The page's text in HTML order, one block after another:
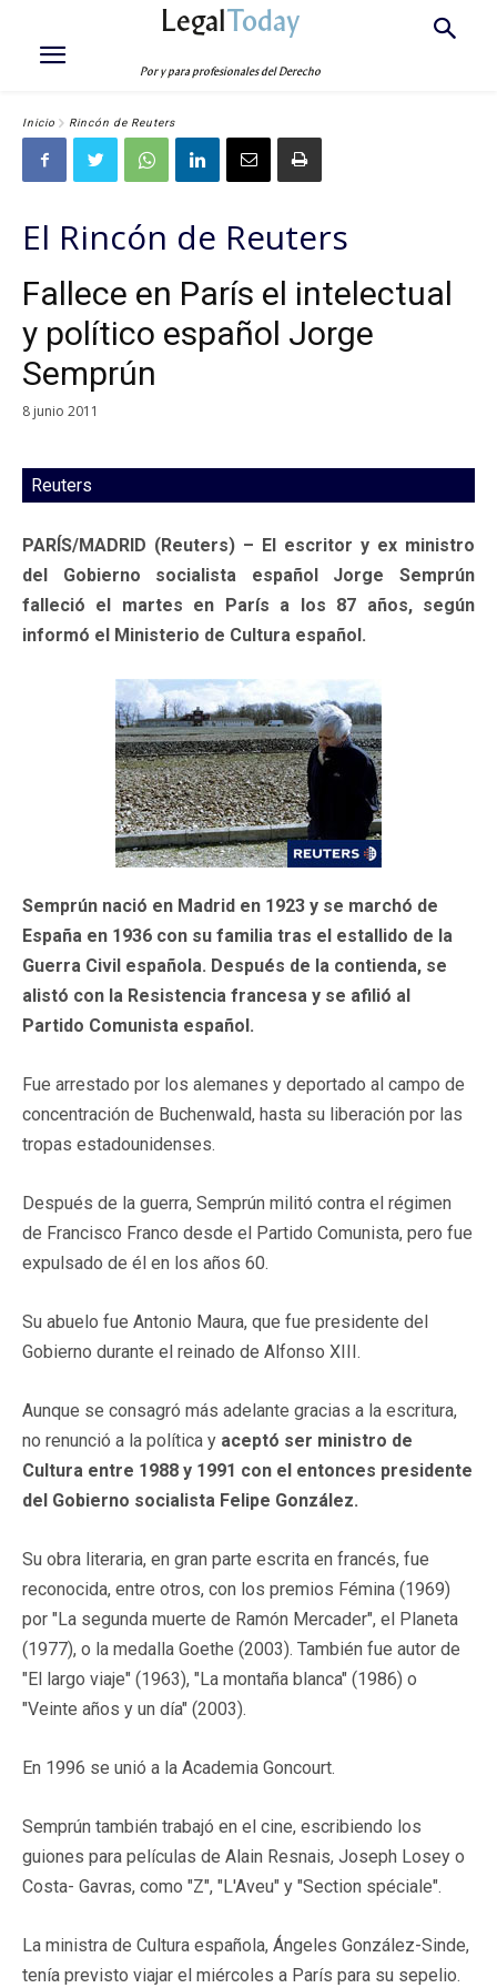
LegalToday
Por y para profesionales del Derecho
Inicio Rincón de Reuters
El Rincón de Reuters
Fallece en París el intelectual
y político español Jorge
Semprún
8 junio 2011
Reuters
PARÍS/MADRID (Reuters) – El escritor y ex ministro
del Gobierno socialista español Jorge Semprún
falleció el martes en París a los 87 años, según
informó el Ministerio de Cultura español.
Semprún nació en Madrid en 1923 y se marchó de
España en 1936 con su familia tras el estallido de la
Guerra Civil española. Después de la contienda, se
alistó con la Resistencia francesa y se afilió al
Partido Comunista español.
Fue arrestado por los alemanes y deportado al campo de
concentración de Buchenwald, hasta su liberación por las
tropas estadounidenses.
Después de la guerra, Semprún militó contra el régimen
de Francisco Franco desde el Partido Comunista, pero fue
expulsado de él en los años 60.
Su abuelo fue Antonio Maura, que fue presidente del
Gobierno durante el reinado de Alfonso XIII.
Aunque se consagró más adelante gracias a la escritura,
no renunció a la política y aceptó ser ministro de
Cultura entre 1988 y 1991 con el entonces presidente
del Gobierno socialista Felipe González.
Su obra literaria, en gran parte escrita en francés, fue
reconocida, entre otros, con los premios Fémina (1969)
por "La segunda muerte de Ramón Mercader", el Planeta
(1977), o la medalla Goethe (2003). También fue autor de
"El largo viaje" (1963), "La montaña blanca" (1986) o
"Veinte años y un día" (2003).
En 1996 se unió a la Academia Goncourt.
Semprún también trabajó en el cine, escribiendo los
guiones para películas de Alain Resnais, Joseph Losey o
Costa- Gavras, como "Z", "L'Aveu" y "Section spéciale".
La ministra de Cultura española, Ángeles González-Sinde,
tenía previsto viajar el miércoles a París para su sepelio.